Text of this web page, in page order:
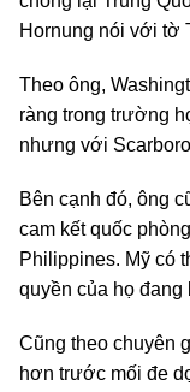
Hornung nói với tờ
Theo ông,
ràng trong trường
nhưng với
Bên cạnh đó, ông
cam kết quốc
Philippines. Mỹ có
quyền của họ đang
Cũng theo chuyên
hơn trước mối đe